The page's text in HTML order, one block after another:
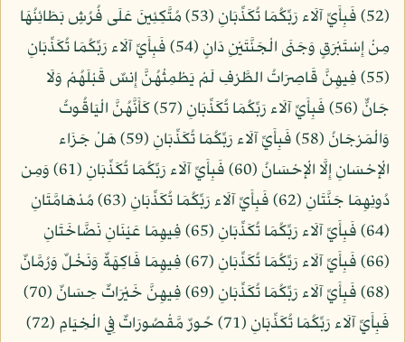
(52) فَبِأَيِّ آلَاء رَبِّكُمَا تُكَذِّبَانِ (53) مُتَّكِئِينَ عَلَى فُرُشٍ بَطَائِنُهَا
مِنْ إِسْتَبْرَقٍ وَجَنَى الْجَنَّتَيْنِ دَانٍ (54) فَبِأَيِّ آلَاء رَبِّكُمَا تُكَذِّبَانِ
(55) فِيهِنَّ قَاصِرَاتُ الطَّرْفِ لَمْ يَطْمِثْهُنَّ إِنسٌ قَبْلَهُمْ وَلَا
جَانٌّ (56) فَبِأَيِّ آلَاء رَبِّكُمَا تُكَذِّبَانِ (57) كَأَنَّهُنَّ الْيَاقُوتُ
وَالْمَرْجَانُ (58) فَبِأَيِّ آلَاء رَبِّكُمَا تُكَذِّبَانِ (59) هَلْ جَزَاء
الْإِحْسَانِ إِلَّا الْإِحْسَانُ (60) فَبِأَيِّ آلَاء رَبِّكُمَا تُكَذِّبَانِ (61) وَمِن
دُونِهِمَا جَنَّتَانِ (62) فَبِأَيِّ آلَاء رَبِّكُمَا تُكَذِّبَانِ (63) مُدْهَامَّتَانِ
(64) فَبِأَيِّ آلَاء رَبِّكُمَا تُكَذِّبَانِ (65) فِيهِمَا عَيْنَانِ نَضَّاخَتَانِ
(66) فَبِأَيِّ آلَاء رَبِّكُمَا تُكَذِّبَانِ (67) فِيهِمَا فَاكِهَةٌ وَنَخْلٌ وَرُمَّانٌ
(68) فَبِأَيِّ آلَاء رَبِّكُمَا تُكَذِّبَانِ (69) فِيهِنَّ خَيْرَاتٌ حِسَانٌ (70)
فَبِأَيِّ آلَاء رَبِّكُمَا تُكَذِّبَانِ (71) حُورٌ مَّقْصُورَاتٌ فِي الْخِيَامِ (72)